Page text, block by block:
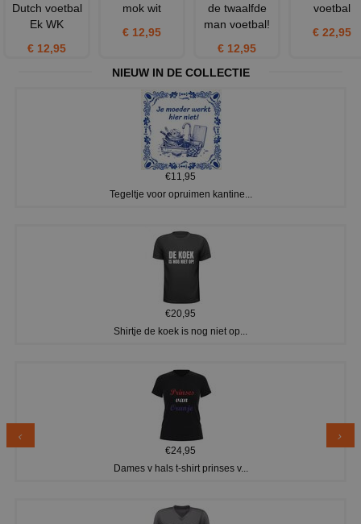
Dutch voetbal
Ek WK
€ 12,95
mok wit
€ 12,95
de twaalfde
man voetbal!
€ 12,95
voetbal
€ 22,95
NIEUW IN DE COLLECTIE
€11,95
Tegeltje voor opruimen kantine...
€20,95
Shirtje de koek is nog niet op...
€24,95
Dames v hals t-shirt prinses v...